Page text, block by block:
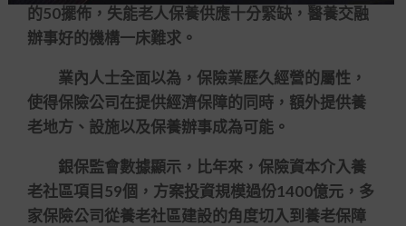
的50擺佈，失能老人保養供應十分緊缺，醫養交融
辦事好的機構一床難求。
業內人士全面以為，保險業歷久經營的屬性，
使得保險公司在提供經濟保障的同時，額外提供養
老地方、設施以及保養辦事成為可能。
銀保監會數據顯示，比年來，保險資本介入養
老社區項目59個，方案投資規模過份1400億元，多
家保險公司從養老社區建設的角度切入到養老保障